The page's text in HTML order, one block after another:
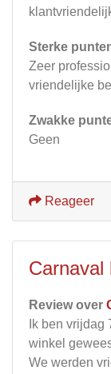
Sterke
Zeer
vriendelijke
Zwakke
Geen
Reageer
Carnaval
Review over
Ik ben
winkel
We werden